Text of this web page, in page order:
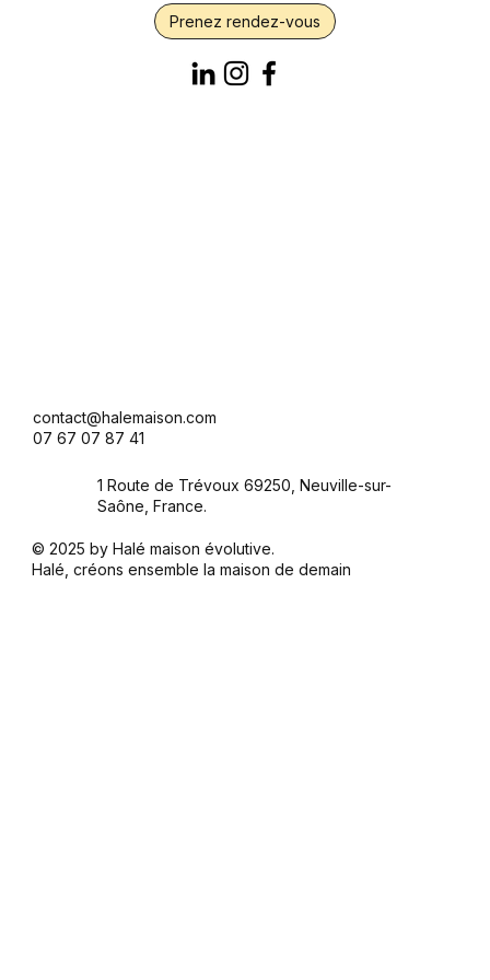
Prenez rendez-vous
contact@halemaison.com
07 67 07 87 41
1 Route de Trévoux 69250, Neuville-sur-
Saône, France.
© 2025 by Halé maison évolutive.
Halé, créons ensemble la maison de demain